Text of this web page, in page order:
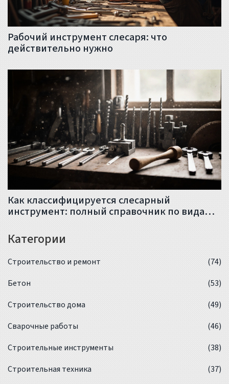
Рабочий инструмент слесаря: что
действительно нужно
Как классифицируется слесарный
инструмент: полный справочник по видам и
Категории
Строительство и ремонт
(74)
Бетон
(53)
Строительство дома
(49)
Сварочные работы
(46)
Строительные инструменты
(38)
Строительная техника
(37)